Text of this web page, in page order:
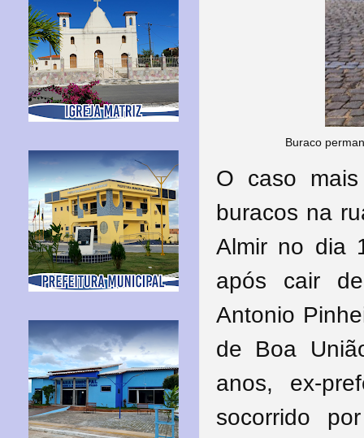
Buraco
O caso
buracos na
Almir no dia
após cair
Antonio
de Boa
anos, ex-
socorrido